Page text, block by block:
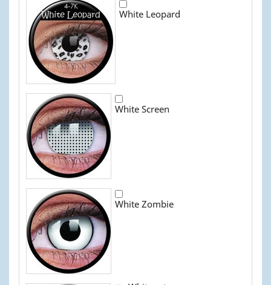
White Leopard
White Screen
White Zombie